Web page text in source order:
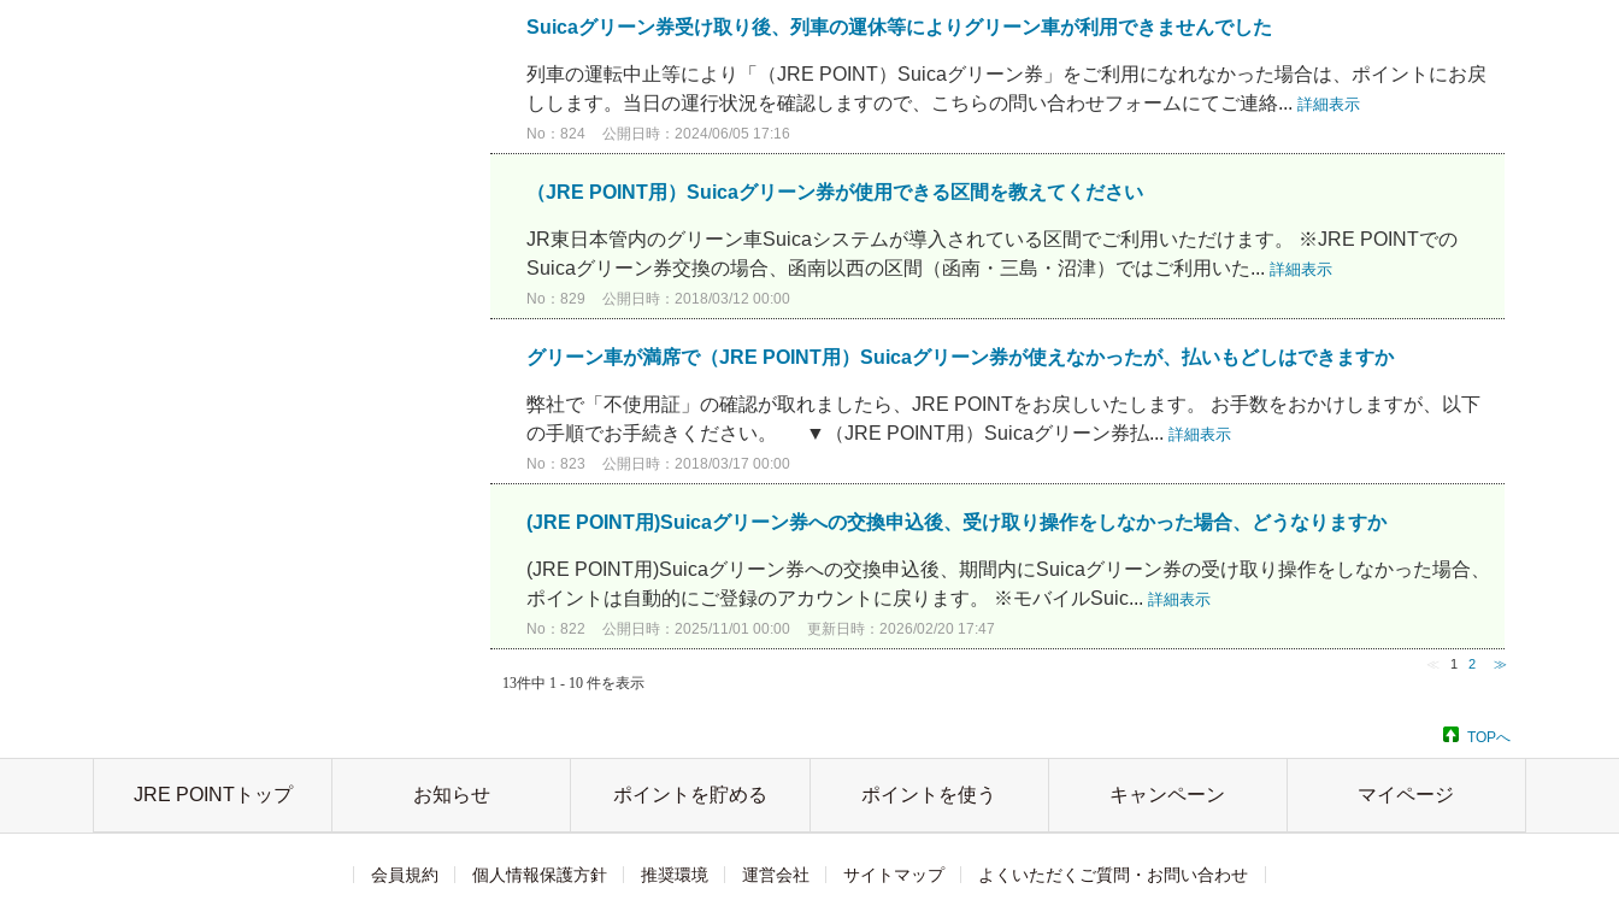
Suicaグリーン券受け取り後、列車の運休等によりグリーン車が利用できませんでした
列車の運転中止等により「（JRE POINT）Suicaグリーン券」をご利用になれなかった場合は、ポイントにお戻
しします。当日の運行状況を確認しますので、こちらの問い合わせフォームにてご連絡... 詳細表示
No：824 公開日時：2024/06/05 17:16
（JRE POINT用）Suicaグリーン券が使用できる区間を教えてください
JR東日本管内のグリーン車Suicaシステムが導入されている区間でご利用いただけます。 ※JRE POINTでの
Suicaグリーン券交換の場合、函南以西の区間（函南・三島・沼津）ではご利用いた... 詳細表示
No：829 公開日時：2018/03/12 00:00
グリーン車が満席で（JRE POINT用）Suicaグリーン券が使えなかったが、払いもどしはできますか
弊社で「不使用証」の確認が取れましたら、JRE POINTをお戻しいたします。 お手数をおかけしますが、以下
の手順でお手続きください。 ▼（JRE POINT用）Suicaグリーン券払... 詳細表示
No：823 公開日時：2018/03/17 00:00
(JRE POINT用)Suicaグリーン券への交換申込後、受け取り操作をしなかった場合、どうなりますか
(JRE POINT用)Suicaグリーン券への交換申込後、期間内にSuicaグリーン券の受け取り操作をしなかった場合、
ポイントは自動的にご登録のアカウントに戻ります。 ※モバイルSuic... 詳細表示
No：822 公開日時：2025/11/01 00:00 更新日時：2026/02/20 17:47
13件中 1 - 10 件を表示
1 2 ≫
TOPへ
JRE POINTトップ お知らせ ポイントを貯める ポイントを使う キャンペーン マイページ
会員規約 個人情報保護方針 推奨環境 運営会社 サイトマップ よくいただくご質問・お問い合わせ